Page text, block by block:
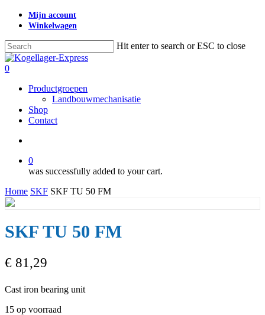
Skip
content
Mijn account
Winkelwagen
Hit enter to search or ESC to close
Close
Search
search
0
Productgroepen
Landbouwmechanisatie
Shop
Contact
0
was successfully added to your cart.
Home SKF SKF TU 50 FM
SKF TU 50 FM
€ 81,29
Cast iron bearing unit
15 op voorraad